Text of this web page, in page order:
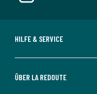
HILFE & SERVICE
ÜBER LA REDOUTE